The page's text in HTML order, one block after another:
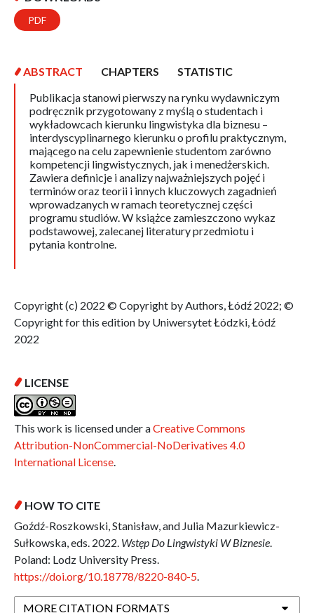
PDF
ABSTRACT CHAPTERS
STATISTIC
Publikacja stanowi pierwszy na rynku wydawniczym
podręcznik przygotowany z myślą o studentach i
wykładowcach kierunku lingwistyka dla biznesu –
interdyscyplinarnego kierunku o profilu praktycznym,
mającego na celu zapewnienie studentom zarówno
kompetencji lingwistycznych, jak i menedżerskich.
Zawiera definicje i analizy najważniejszych pojęć i
terminów oraz teorii i innych kluczowych zagadnień
wprowadzanych w ramach teoretycznej części
programu studiów. W książce zamieszczono wykaz
podstawowej, zalecanej literatury przedmiotu i
pytania kontrolne.
Copyright (c) 2022 © Copyright by Authors, Łódź 2022; ©
Copyright for this edition by Uniwersytet Łódzki, Łódź
2022
LICENSE
This work is licensed under aCreative Commons
Attribution-NonCommercial-NoDerivatives 4.0
International License
HOW TO CITE
Goźdź-Roszkowski, Stanisław, and Julia Mazurkiewicz-
Sułkowska, eds. 2022. Wstęp Do Lingwistyki W Biznesie
Poland: Lodz University Press.
https://doi.org/10.18778/8220-840-5
MORE CITATION FORMATS